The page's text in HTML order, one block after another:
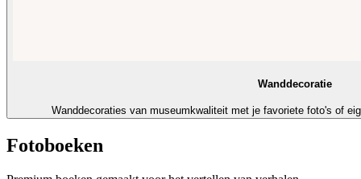
Wanddecoratie
Wanddecoraties van museumkwaliteit met je favoriete foto's of
Fotoboeken